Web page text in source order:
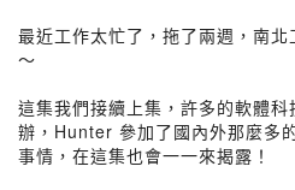
最近工作太忙了，拖了兩週，南
～
這集我們接續上集，許多的軟體
辦，Hunter 參加了國內外那麼多
事情，在這集也會一一來揭露！